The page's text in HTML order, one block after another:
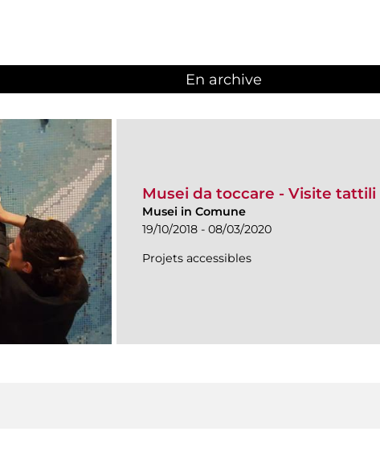
En archive
Musei da toccare - Visite tattili
Musei in Comune
19/10/2018 - 08/03/2020
Projets accessibles